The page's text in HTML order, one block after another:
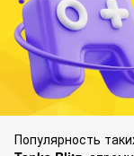
Популярность